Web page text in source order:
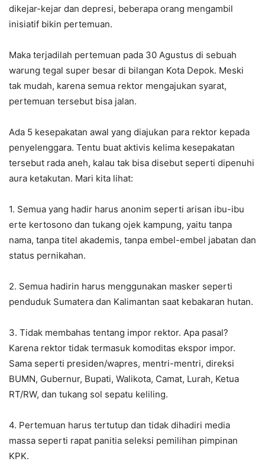
dikejar-kejar dan depresi, beberapa orang mengambil
inisiatif bikin pertemuan.
Maka terjadilah pertemuan pada 30 Agustus di sebuah
warung tegal super besar di bilangan Kota Depok. Meski
tak mudah, karena semua rektor mengajukan syarat,
pertemuan tersebut bisa jalan.
Ada 5 kesepakatan awal yang diajukan para rektor kepada
penyelenggara. Tentu buat aktivis kelima kesepakatan
tersebut rada aneh, kalau tak bisa disebut seperti dipenuhi
aura ketakutan. Mari kita lihat:
1. Semua yang hadir harus anonim seperti arisan ibu-ibu
erte kertosono dan tukang ojek kampung, yaitu tanpa
nama, tanpa titel akademis, tanpa embel-embel jabatan dan
status pernikahan.
2. Semua hadirin harus menggunakan masker seperti
penduduk Sumatera dan Kalimantan saat kebakaran hutan.
3. Tidak membahas tentang impor rektor. Apa pasal?
Karena rektor tidak termasuk komoditas ekspor impor.
Sama seperti presiden/wapres, mentri-mentri, direksi
BUMN, Gubernur, Bupati, Walikota, Camat, Lurah, Ketua
RT/RW, dan tukang sol sepatu keliling.
4. Pertemuan harus tertutup dan tidak dihadiri media
massa seperti rapat panitia seleksi pemilihan pimpinan
KPK.